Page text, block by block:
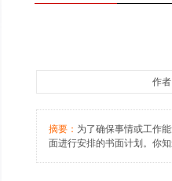
作
摘要： 为了确保事情或工作
面进行安排的书面计划。你